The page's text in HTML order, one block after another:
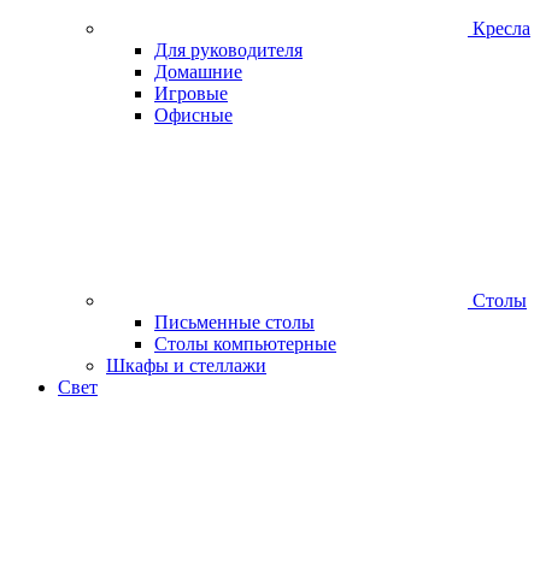
Кресла
Для руководителя
Домашние
Игровые
Офисные
Столы
Письменные столы
Столы компьютерные
Шкафы и стеллажи
Свет